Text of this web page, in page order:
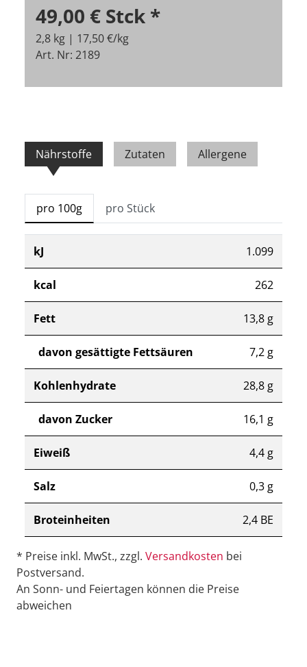
49,00 € Stck *
2,8 kg | 17,50 €/kg
Art. Nr: 2189
Nährstoffe Zutaten Allergene
pro 100g pro Stück
kJ 1.099
kcal 262
Fett 13,8 g
davon gesättigte Fettsäuren 7,2 g
Kohlenhydrate 28,8 g
davon Zucker 16,1 g
Eiweiß 4,4 g
Salz 0,3 g
Broteinheiten 2,4 BE
* Preise inkl. MwSt., zzgl. Versandkosten bei
Postversand.
An Sonn- und Feiertagen können die Preise
abweichen